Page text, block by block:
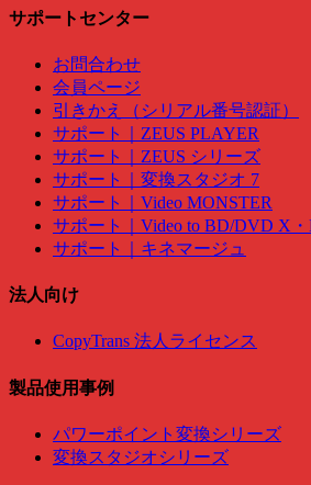
サポートセンター
お問合わせ
会員ページ
引きかえ（シリアル番号認証）
サポート｜ZEUS PLAYER
サポート｜ZEUS シリーズ
サポート｜変換スタジオ 7
サポート｜Video MONSTER
サポート｜Video to BD/DVD X
サポート｜キネマージュ
法人向け
CopyTrans 法人ライセンス
製品使用事例
パワーポイント変換シリーズ
変換スタジオシリーズ